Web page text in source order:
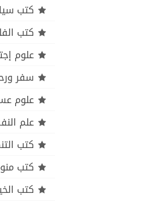
كتب
كتب
علوم
سفر
علوم
علم
كتب
كتب
كتب